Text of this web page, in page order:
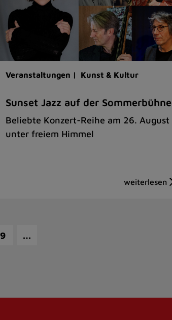
Veranstaltungen | Kunst & Kultur
Sunset Jazz auf der Sommerbühne
Beliebte Konzert-Reihe am 26. August
unter freiem Himmel
9 …